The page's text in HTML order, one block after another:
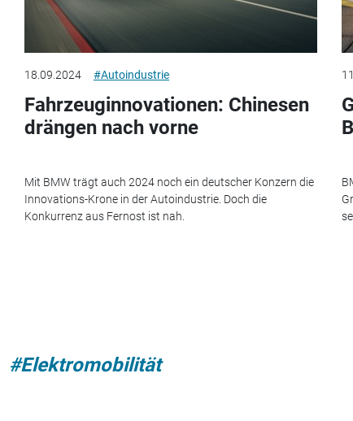
18.09.2024 #Autoindustrie
Fahrzeuginnovationen: Chinesen
drängen nach vorne
Mit BMW trägt auch 2024 noch ein deutscher Konzern die
Innovations-Krone in der Autoindustrie. Doch die
Konkurrenz aus Fernost ist nah.
#Elektromobilität